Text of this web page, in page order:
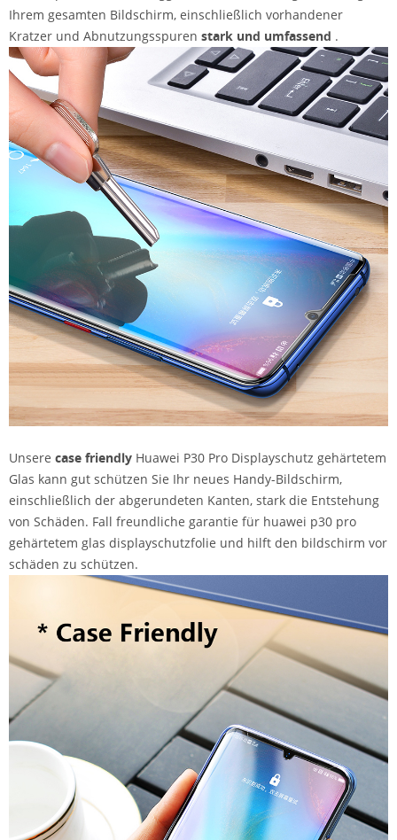
Ihrem gesamten Bildschirm, einschließlich vorhandener
Kratzer und Abnutzungsspuren stark und umfassend .
Unsere case friendly Huawei P30 Pro Displayschutz gehärtetem
Glas kann gut schützen Sie Ihr neues Handy-Bildschirm,
einschließlich der abgerundeten Kanten, stark die Entstehung
von Schäden. Fall freundliche garantie für huawei p30 pro
gehärtetem glas displayschutzfolie und hilft den bildschirm vor
schäden zu schützen.